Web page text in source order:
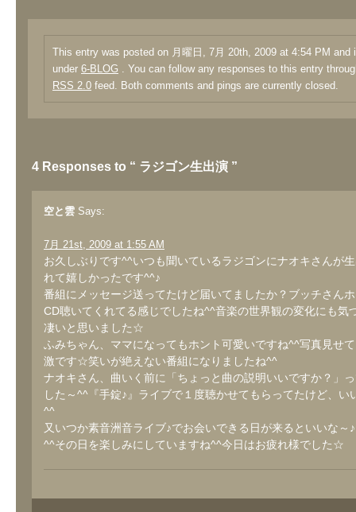
This entry was posted on 月曜日, 7月 20th, 2009 at 4:54 PM and
under 6-BLOG . You can follow any responses to this entry
RSS 2.0 feed. Both comments and pings are currently closed.
4 Responses to “ ラジゴン生出演 ”
空と雲 Says:
7月 21st, 2009 at 1:55 AM
お久しぶりです^^いつも聞いているラジゴンにナオキさんが
れて嬉しかったです^^♪
番組にメッセージ送ってたけど届いてましたか？ブッチさん
CD聴いてくれてる感じでしたね^^音楽の世界観の変化にも気
凄いと思いました☆
ふみちゃん、ママになってもホント可愛いですね^^写真見せ
激です☆笑いが絶えない番組になりましたね^^
ナオキさん、曲いく前に「ちょっと曲の説明いいですか？」
した～^^『手錠♪』ライブで１度聴かせてもらってたけど、い
^^
又いつか素音洲音ライブ♪でお会いできる日が来るといいな～
^^その日を楽しみにしていますね^^今日はお疲れ様でした☆